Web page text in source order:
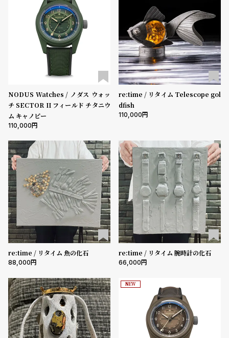
ピ
ン
グ
ガ
イ
ド
つ
い
て
時
計
保
証
プ
ス
刻
印
サ
ー
ビ
よ
く
あ
お
問
い
NODUS Watches / ノダス ウォッ
チ SECTOR II フィールド チタニウ
ム キャノピー
110,000
re:time / リタイム Telescope gol
dfish
110,000
re:time / リタイム 魚の化石
88,000
re:time / リタイム 腕時計の化石
66,000
NEW